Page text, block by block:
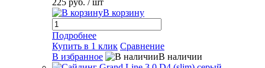
225 руб. / шт
В корзину
Подробнее
Купить в 1 клик Сравнение
В избранное
В наличии